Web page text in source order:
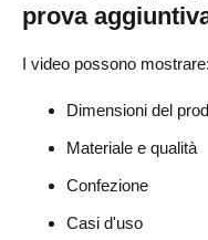
Con quale frequenza
negozio di
prova
I video possono mostrare:
Dimensioni del
Materiale e qualità
Confezione
Casi d'uso